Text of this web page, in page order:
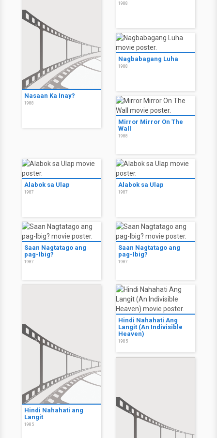
Nasaan Ka Inay?
1988
1988
Nagbabagang Luha
1988
Mirror Mirror On The
Wall
1988
Alabok sa Ulap
1987
Alabok sa Ulap
1987
Saan Nagtatago ang
pag-Ibig?
1987
Saan Nagtatago ang
pag-Ibig?
1987
Hindi Nahahati ang
Langit
1985
Hindi Nahahati Ang
Langit (An Indivisible
Heaven)
1985